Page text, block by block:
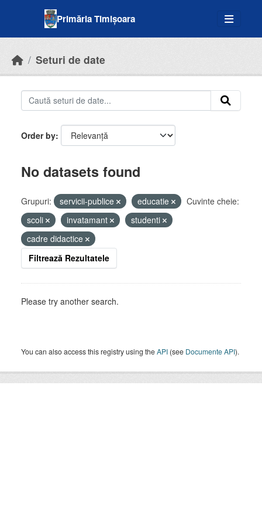
Primăria Timișoara
Seturi de date
Order by
No datasets found
Grupuri: servicii-publice educatie
Cuvinte cheie:
scoli
invatamant
studenti
cadre didactice
Filtrează Rezultatele
Please try another search.
You can also access this registry using theAPI (see Documente API).